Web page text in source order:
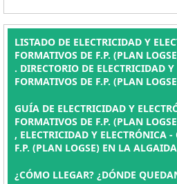
LISTADO DE ELECTRICIDAD Y
FORMATIVOS DE F.P. (PLAN
. DIRECTORIO DE ELECTRICIDAD
FORMATIVOS DE F.P. (PLAN
GUÍA DE ELECTRICIDAD Y
FORMATIVOS DE F.P. (PLAN
, ELECTRICIDAD Y ELECTRÓNICA
F.P. (PLAN LOGSE) EN LA
¿CÓMO LLEGAR? ¿DÓNDE